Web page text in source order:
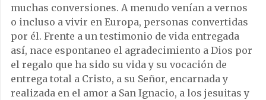
muchas conversiones. A menudo venían a vernos
o incluso a vivir en Europa, personas convertidas
por él. Frente a un testimonio de vida entregada
así, nace espontaneo el agradecimiento a Dios por
el regalo que ha sido su vida y su vocación de
entrega total a Cristo, a su Señor, encarnada y
realizada en el amor a San Ignacio, a los jesuitas y